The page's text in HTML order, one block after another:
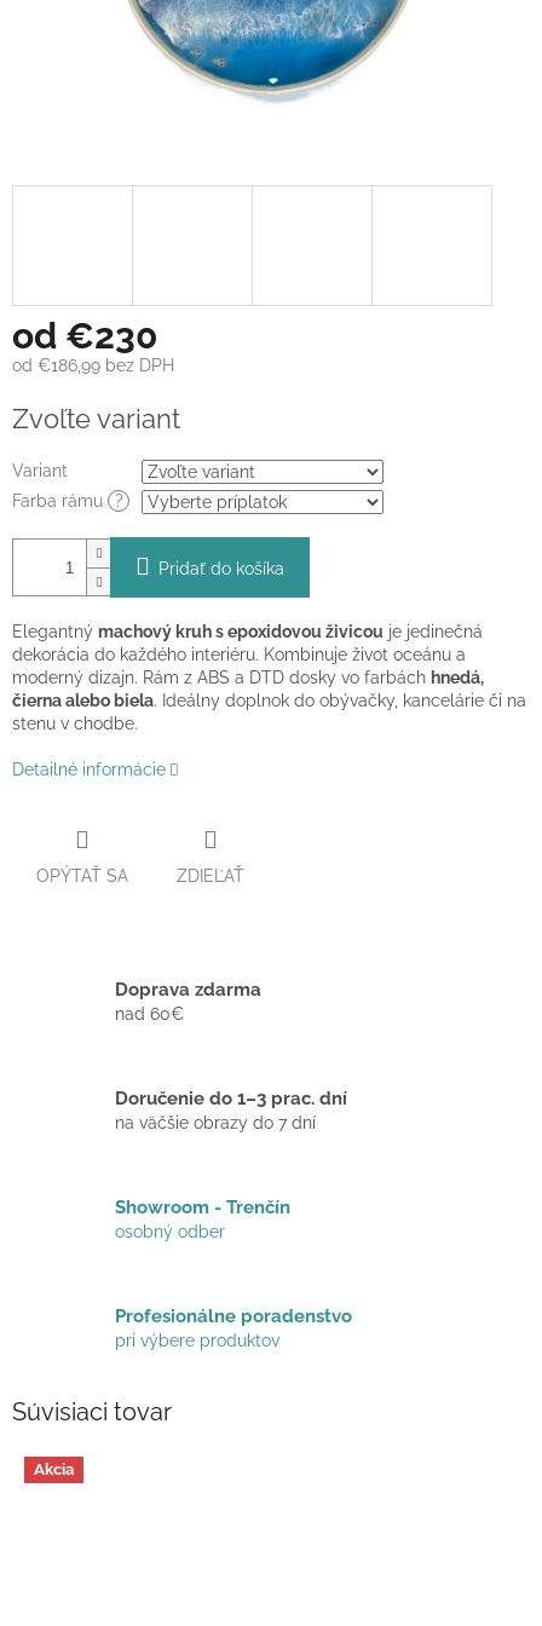
od €230
od €186,99 bez DPH
cena:
Zvoľte variant
Variant
Farba rámu
?
Pridať do košíka
Elegantný machový kruh s epoxidovou živicou je jedinečná
dekorácia do každého interiéru. Kombinuje život oceánu a
moderný dizajn. Rám z ABS a DTD dosky vo farbách hnedá,
čierna alebo biela. Ideálny doplnok do obývačky, kancelárie či na
stenu v chodbe.
Detailné informácie
OPÝTAŤ SA ZDIEĽAŤ
Doprava zdarma
nad 60€
Doručenie do 1–3 prac. dní
na väčšie obrazy do 7 dní
Showroom - Trenčín
osobný odber
Profesionálne poradenstvo
pri výbere produktov
Súvisiaci tovar
Akcia